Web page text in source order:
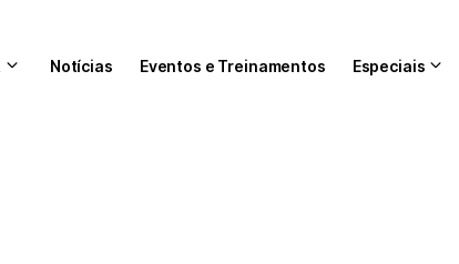
Notícias Eventos e Treinamentos Especiais